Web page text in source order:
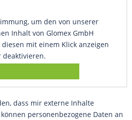
um den von unserer
Inhalt von Glomex GmbH
mit einem Klick anzeigen
deaktivieren.
dass mir externe Inhalte
personenbezogene Daten an